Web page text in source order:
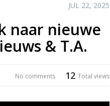
JUL 22, 2025
naar nieuwe
& T.A.
12 Total views
No comments